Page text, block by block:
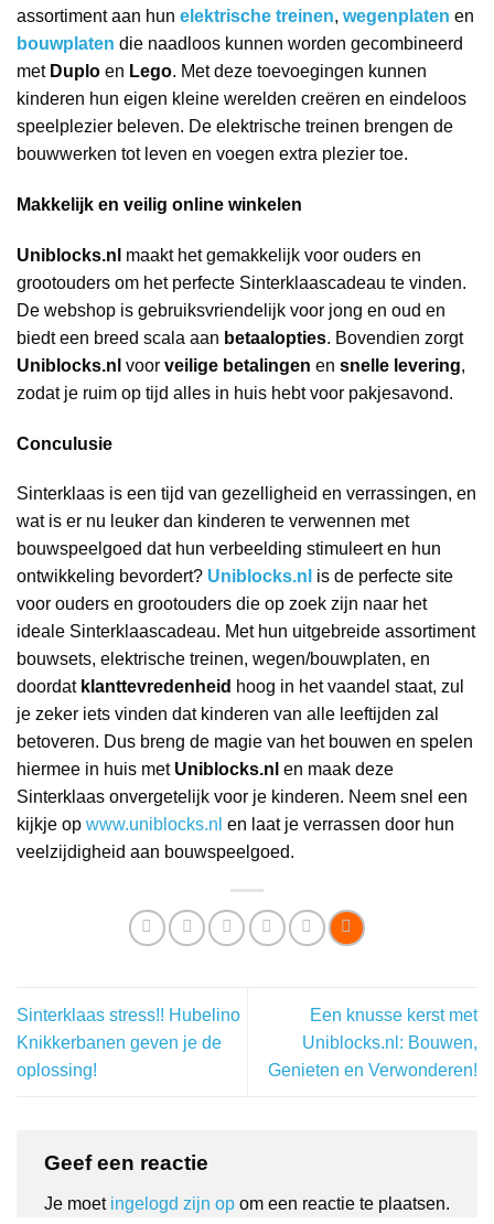
assortiment aan hun elektrische treinen, wegenplaten en
bouwplaten die naadloos kunnen worden gecombineerd
met Duplo en Lego. Met deze toevoegingen kunnen
kinderen hun eigen kleine werelden creëren en eindeloos
speelplezier beleven. De elektrische treinen brengen de
bouwwerken tot leven en voegen extra plezier toe.
Makkelijk en veilig online winkelen
Uniblocks.nl maakt het gemakkelijk voor ouders en
grootouders om het perfecte Sinterklaascadeau te vinden.
De webshop is gebruiksvriendelijk voor jong en oud en
biedt een breed scala aan betaalopties. Bovendien zorgt
Uniblocks.nl voor veilige betalingen en snelle levering,
zodat je ruim op tijd alles in huis hebt voor pakjesavond.
Conculusie
Sinterklaas is een tijd van gezelligheid en verrassingen, en
wat is er nu leuker dan kinderen te verwennen met
bouwspeelgoed dat hun verbeelding stimuleert en hun
ontwikkeling bevordert? Uniblocks.nl is de perfecte site
voor ouders en grootouders die op zoek zijn naar het
ideale Sinterklaascadeau. Met hun uitgebreide assortiment
bouwsets, elektrische treinen, wegen/bouwplaten, en
doordat klanttevredenheid hoog in het vaandel staat, zul
je zeker iets vinden dat kinderen van alle leeftijden zal
betoveren. Dus breng de magie van het bouwen en spelen
hiermee in huis met Uniblocks.nl en maak deze
Sinterklaas onvergetelijk voor je kinderen. Neem snel een
kijkje op www.uniblocks.nl en laat je verrassen door hun
veelzijdigheid aan bouwspeelgoed.
Sinterklaas stress!! Hubelino
Knikkerbanen geven je de
oplossing!
Een knusse kerst met
Uniblocks.nl: Bouwen,
Genieten en Verwonderen!
Geef een reactie
Je moet ingelogd zijn op om een reactie te plaatsen.